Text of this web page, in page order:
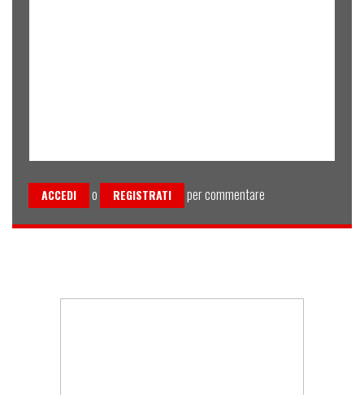
ACCEDI o REGISTRATI per commentare